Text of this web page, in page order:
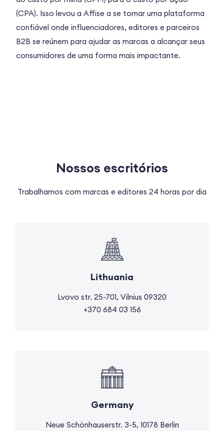
(CPA). Isso levou a Affise a se tornar uma plataforma
confiável onde influenciadores, editores e parceiros
B2B se reúnem para ajudar as marcas a alcançar seus
consumidores de uma forma mais impactante.
Nossos escritórios
Trabalhamos com marcas e editores 24 horas por dia
Lithuania
Lvovo str. 25-701, Vilnius 09320
+370 684 03 156
Germany
Neue Schönhauserstr. 3-5, 10178 Berlin